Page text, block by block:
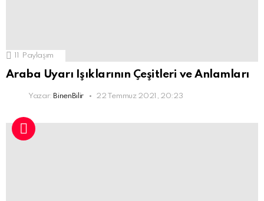
11 Paylaşım
Araba Uyarı Işıklarının Çeşitleri ve Anlamları
Yazar: BinenBilir 22 Temmuz 2021, 20:23